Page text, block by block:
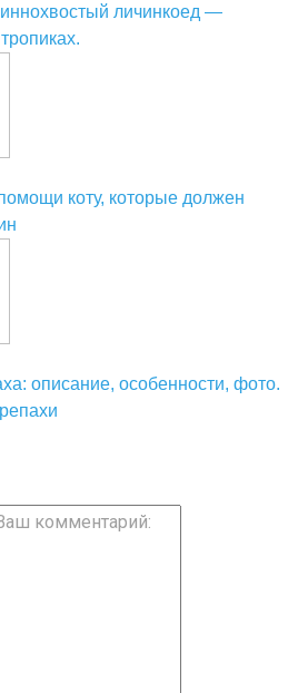
личинкоед —
коту, которые должен
описание, особенности, фото.